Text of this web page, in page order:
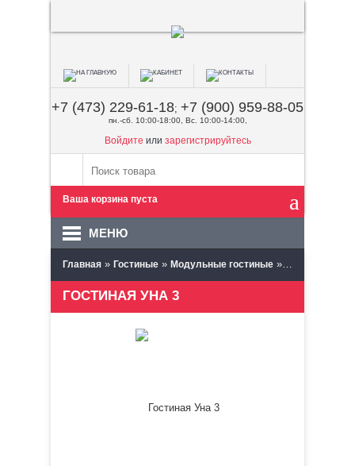
+7 (473) 229-61-18; +7 (900) 959-88-05
пн.-сб. 10:00-18:00, Вс. 10:00-14:00,
Войдите или зарегистрируйтесь
Ваша корзина пуста
МЕНЮ
Главная » Гостиные » Модульные гостиные » Сантан
ГОСТИНАЯ УНА 3